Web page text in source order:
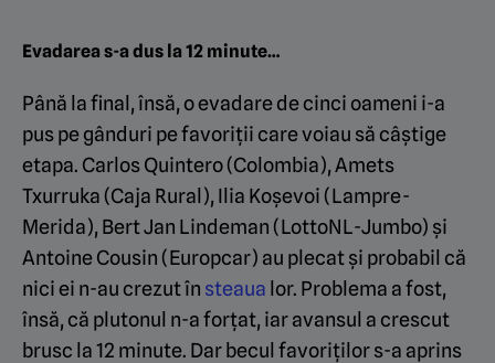
Evadarea s-a dus la 12 minute…
Până la final, însă, o evadare de cinci oameni i-a
pus pe gânduri pe favoriții care voiau să câștige
etapa. Carlos Quintero (Colombia), Amets
Txurruka (Caja Rural), Ilia Koșevoi (Lampre-
Merida), Bert Jan Lindeman (LottoNL-Jumbo) și
Antoine Cousin (Europcar) au plecat și probabil că
nici ei n-au crezut în steaua lor. Problema a fost,
însă, că plutonul n-a forțat, iar avansul a crescut
brusc la 12 minute. Dar becul favoriților s-a aprins